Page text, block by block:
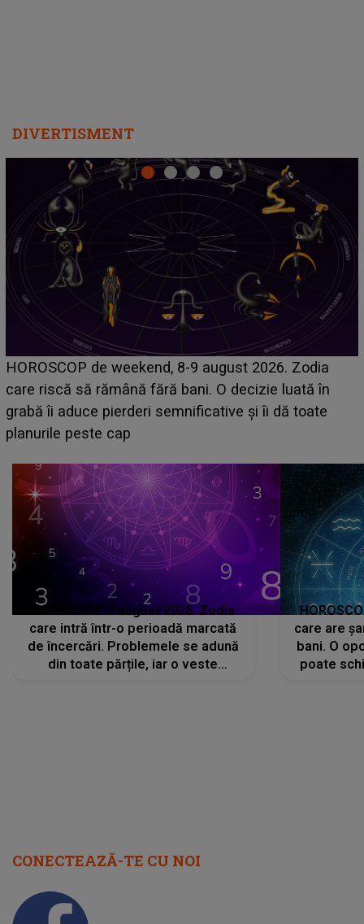
DIVERTISMENT
Emanuel a ținut ACEST DETALIU ASCUNS până
acum! În fața Alexandrei, concurentul din Casa Iubirii
face o MĂRTURISIRE NEAȘTEPTATĂ despre mama
sa: "I-am spus și ei în față, eu nu te iubesc pentru
HOROSCOP 7 august 2026. Zodia
care intră într-o perioadă marcată
de încercări. Problemele se adună
din toate părțile, iar o veste
care are
bani. O
poate
CONECTEAZĂ-TE CU NOI